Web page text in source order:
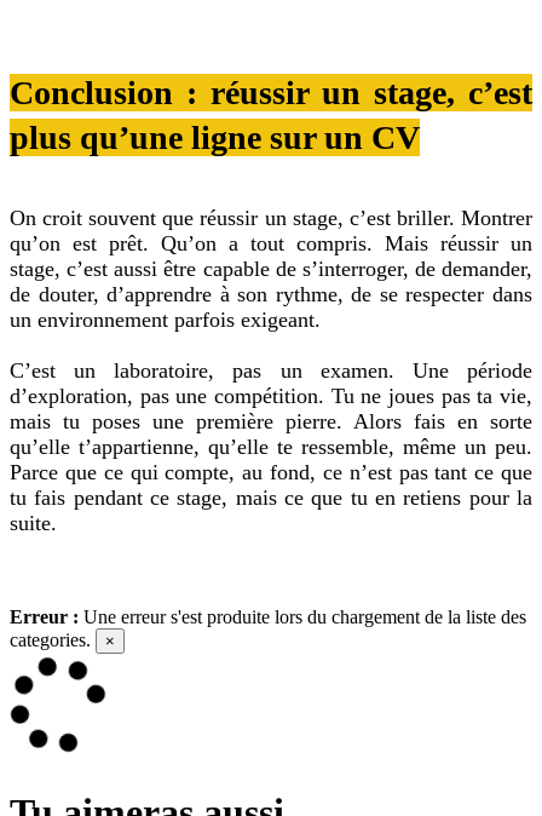
Conclusion : réussir un stage, c’est
plus qu’une ligne sur un CV
On croit souvent que réussir un stage, c’est briller. Montrer
qu’on est prêt. Qu’on a tout compris. Mais réussir un
stage, c’est aussi être capable de s’interroger, de demander,
de douter, d’apprendre à son rythme, de se respecter dans
un environnement parfois exigeant.
C’est un laboratoire, pas un examen. Une période
d’exploration, pas une compétition. Tu ne joues pas ta vie,
mais tu poses une première pierre. Alors fais en sorte
qu’elle t’appartienne, qu’elle te ressemble, même un peu.
Parce que ce qui compte, au fond, ce n’est pas tant ce que
tu fais pendant ce stage, mais ce que tu en retiens pour la
suite.
Erreur : Une erreur s'est produite lors du chargement de la liste des
categories.
×